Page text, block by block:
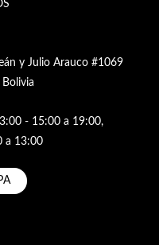
y Julio Arauco #1069
- 15:00 a 19:00,
a 13:00